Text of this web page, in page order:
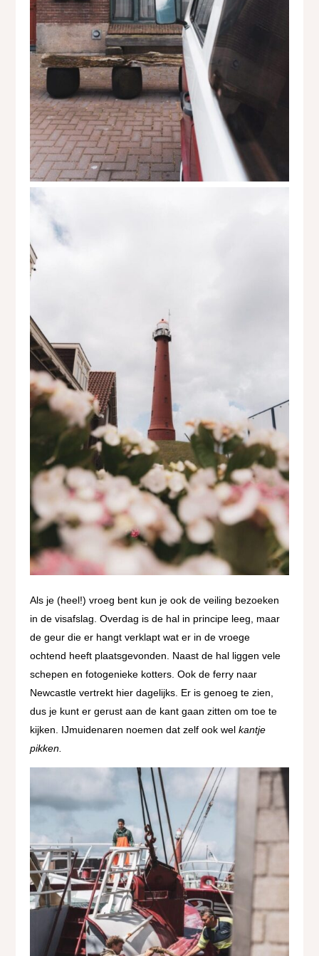
Als je (heel!) vroeg bent kun je ook de veiling bezoeken
in de visafslag. Overdag is de hal in principe leeg, maar
de geur die er hangt verklapt wat er in de vroege
ochtend heeft plaatsgevonden. Naast de hal liggen vele
schepen en fotogenieke kotters. Ook de ferry naar
Newcastle vertrekt hier dagelijks. Er is genoeg te zien,
dus je kunt er gerust aan de kant gaan zitten om toe te
kijken. IJmuidenaren noemen dat zelf ook wel kantje
pikken.